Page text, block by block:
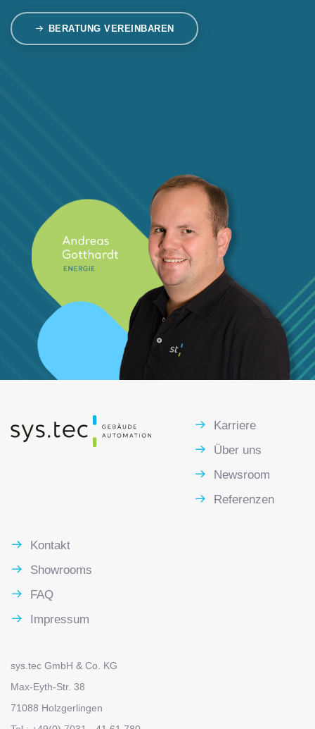
BERATUNG VEREINBAREN
Karriere
Über uns
Newsroom
Referenzen
Kontakt
Showrooms
FAQ
Impressum
sys.tec GmbH & Co. KG
Max-Eyth-Str. 38
71088 Holzgerlingen